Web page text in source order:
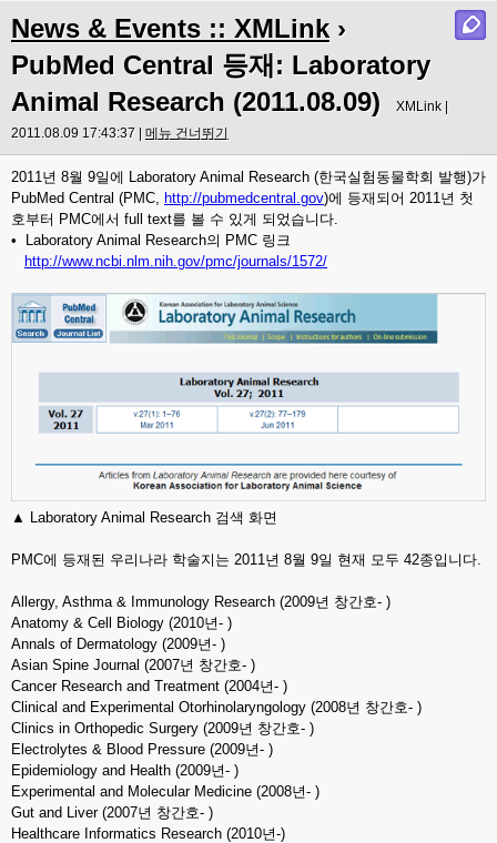
News & Events :: XMLink ›
PubMed Central 등재: Laboratory
Animal Research (2011.08.09)
XMLink |
2011.08.09 17:43:37 | 메뉴 건너뛰기
2011년 8월 9일에 Laboratory Animal Research (한국실험동물학회 발행)가
PubMed Central (PMC, http://pubmedcentral.gov)에 등재되어 2011년 첫
호부터 PMC에서 full text를 볼 수 있게 되었습니다.
• Laboratory Animal Research의 PMC 링크
http://www.ncbi.nlm.nih.gov/pmc/journals/1572/
▲ Laboratory Animal Research 검색 화면
PMC에 등재된 우리나라 학술지는 2011년 8월 9일 현재 모두 42종입니다.
Allergy, Asthma & Immunology Research (2009년 창간호- )
Anatomy & Cell Biology (2010년- )
Annals of Dermatology (2009년- )
Asian Spine Journal (2007년 창간호- )
Cancer Research and Treatment (2004년- )
Clinical and Experimental Otorhinolaryngology (2008년 창간호- )
Clinics in Orthopedic Surgery (2009년 창간호- )
Electrolytes & Blood Pressure (2009년- )
Epidemiology and Health (2009년- )
Experimental and Molecular Medicine (2008년- )
Gut and Liver (2007년 창간호- )
Healthcare Informatics Research (2010년-)